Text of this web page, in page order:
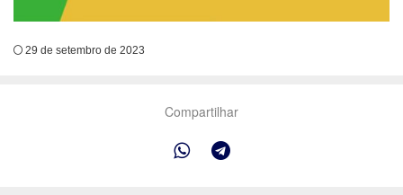
29 de setembro de 2023
Compartilhar